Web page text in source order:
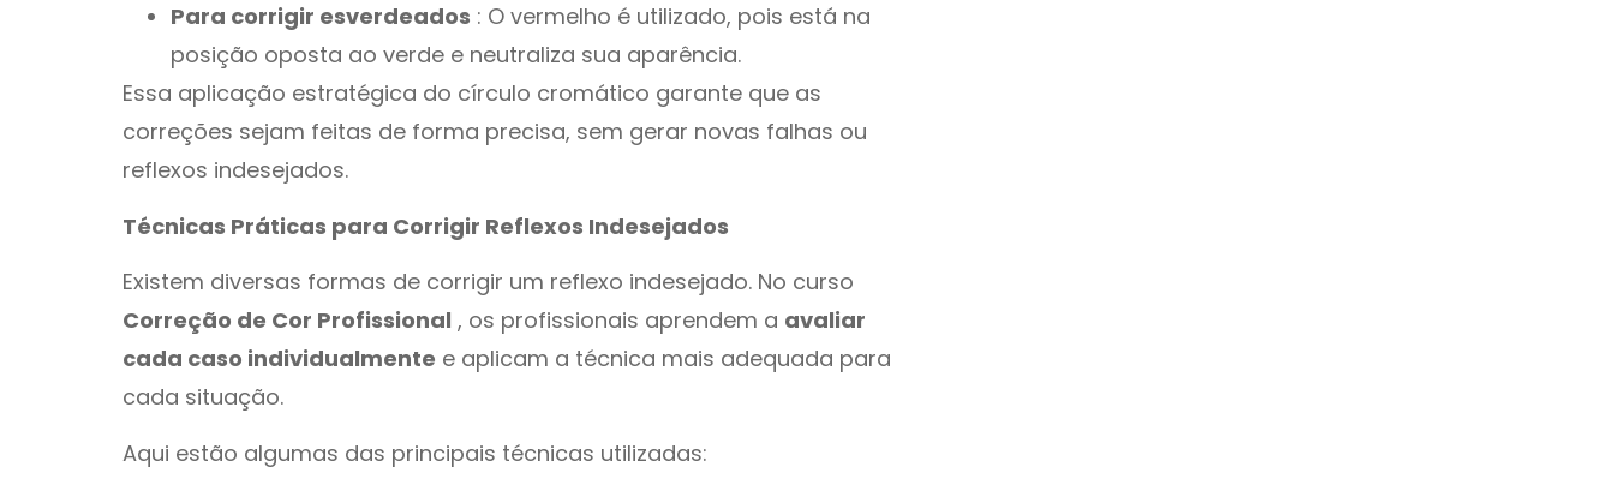
Para corrigir esverdeados : O vermelho é utilizado, pois está na
posição oposta ao verde e neutraliza sua aparência.
Essa aplicação estratégica do círculo cromático garante que as
correções sejam feitas de forma precisa, sem gerar novas falhas ou
reflexos indesejados.
Técnicas Práticas para Corrigir Reflexos Indesejados
Existem diversas formas de corrigir um reflexo indesejado. No curso
Correção de Cor Profissional , os profissionais aprendem a avaliar
cada caso individualmente e aplicam a técnica mais adequada para
cada situação.
Aqui estão algumas das principais técnicas utilizadas: